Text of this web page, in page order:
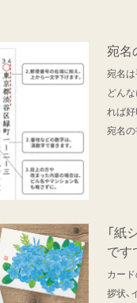
宛名
宛名は
どん
れば
宛名の
「紙
です
カー
拶状、